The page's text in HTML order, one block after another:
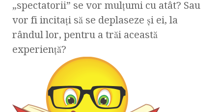
„spectatorii” se vor mulţumi cu atât? Sau
vor fi incitaţi să se deplaseze şi ei, la
rândul lor, pentru a trăi această
experienţă?